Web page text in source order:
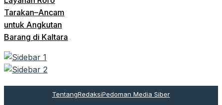
Tarakan–Ancam
untuk Angkutan
Barang di Kaltara
TentangRedaksiPedoman Media Siber